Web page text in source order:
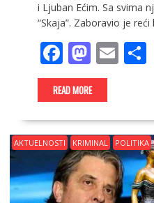
i Ljuban Ećim. Sa svima
“Skaja”. Zaboravio je
F
ac
e
b
o
o
k
M
as
to
d
o
n
E
l
S
READ MORE
AKTUELNOSTI KRIMINAL POLITIKA